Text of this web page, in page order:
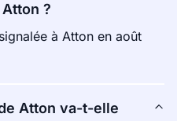
?
à Atton en août
Atton va-t-elle